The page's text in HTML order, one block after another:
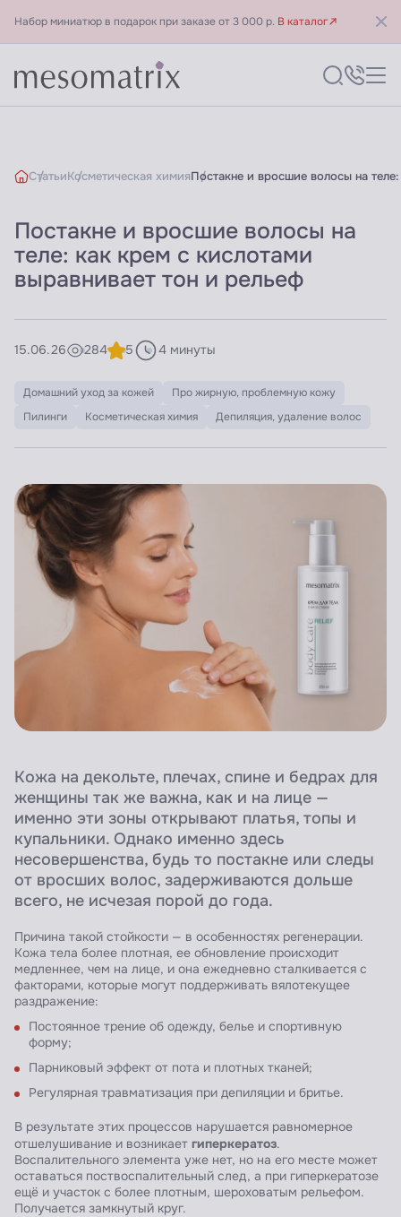
Набор миниатюр в подарок при заказе от 3 000 р. В каталог
СтатьиКосметическая химияПостакне и вросшие волосы на
Постакне и вросшие волосы на
теле: как крем с кислотами
выравнивает тон и рельеф
15.06.26 284 5 4 минуты
Домашний уход за кожей
Про жирную, проблемную кожу
Пилинги
Косметическая химия Депиляция, удаление волос
Кожа на декольте, плечах, спине и бедрах для
женщины так же важна, как и на лице —
именно эти зоны открывают платья, топы и
купальники. Однако именно здесь
несовершенства, будь то постакне или следы
от вросших волос, задерживаются дольше
всего, не исчезая порой до года.
Причина такой стойкости — в особенностях регенерации.
Кожа тела более плотная, ее обновление происходит
медленнее, чем на лице, и она ежедневно сталкивается с
факторами, которые могут поддерживать вялотекущее
раздражение:
Постоянное трение об одежду, белье и спортивную
форму;
Парниковый эффект от пота и плотных тканей;
Регулярная травматизация при депиляции и бритье.
В результате этих процессов нарушается равномерное
отшелушивание и возникает гиперкератоз.
Воспалительного элемента уже нет, но на его месте может
оставаться поствоспалительный след, а при гиперкератозе
ещё и участок с более плотным, шероховатым рельефом.
Получается замкнутый круг.